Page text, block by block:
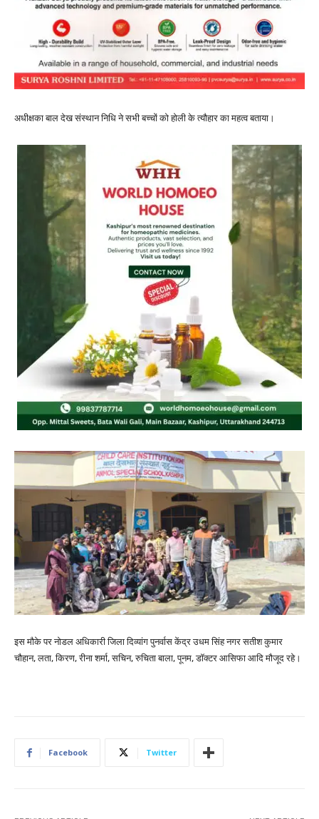
अधीक्षका बाल देख संस्थान निधि ने सभी बच्चों को होली के त्यौहार का महत्व बताया।
इस मौके पर नोडल अधिकारी जिला दिव्यांग पुनर्वास केंद्र उधम सिंह नगर सतीश कुमार
चौहान, लता, किरण, रीना शर्मा, सचिन, रुचिता बाला, पूनम, डॉक्टर आसिफा आदि मौजूद रहे।
Facebook Twitter